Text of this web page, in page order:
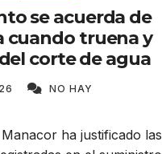
se acuerda de
cuando truena y
corte de agua
NO HAY
ha justificado las